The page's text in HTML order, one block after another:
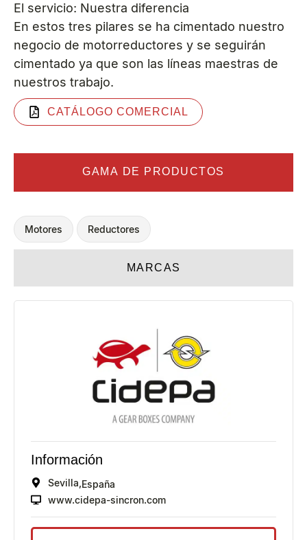
El servicio: Nuestra diferencia
En estos tres pilares se ha cimentado nuestro
negocio de motorreductores y se seguirán
cimentado ya que son las líneas maestras de
nuestros trabajo.
CATÁLOGO COMERCIAL
GAMA DE PRODUCTOS
MARCAS
Motores Reductores
Información
Sevilla, España
www.cidepa-sincron.com